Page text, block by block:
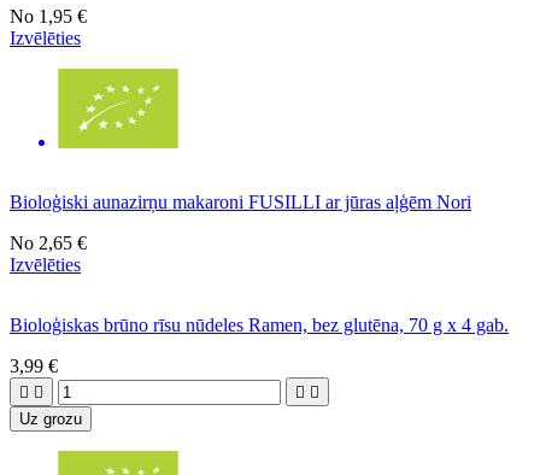
No 1,95 €
Izvēlēties
Bioloģiski aunazirņu makaroni FUSILLI ar jūras aļģēm Nori
No 2,65 €
Izvēlēties
Bioloģiskas brūno rīsu nūdeles Ramen, bez glutēna, 70 g x 4 gab.
3,99 €
   
Uz grozu